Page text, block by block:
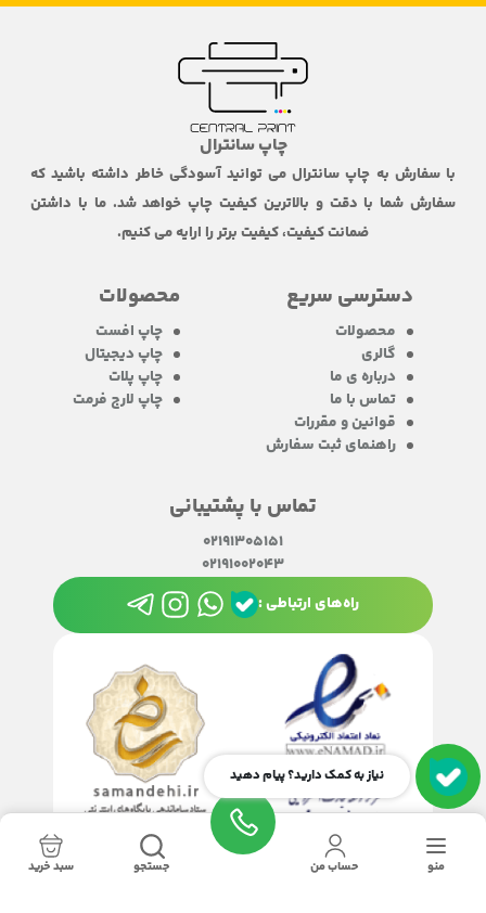
چاپ سانترال
با سفارش به چاپ سانترال می توانید آسودگی خاطر داشته باشید که
سفارش شما با دقت و بالاترین کیفیت چاپ خواهد شد. ما با داشتن
ضمانت کیفیت، کیفیت برتر را ارایه می کنیم.
دسترسی سریع
محصولات
گالری
درباره ی ما
تماس با ما
قوانین و مقررات
راهنمای ثبت سفارش
محصولات
چاپ افست
چاپ دیجیتال
چاپ پلات
چاپ لارج فرمت
تماس با پشتیبانی
02191305151
02191002043
راه‌های ارتباطی :
نیاز به کمک دارید؟ پیام دهید
منو حساب من جستجو سبد خرید